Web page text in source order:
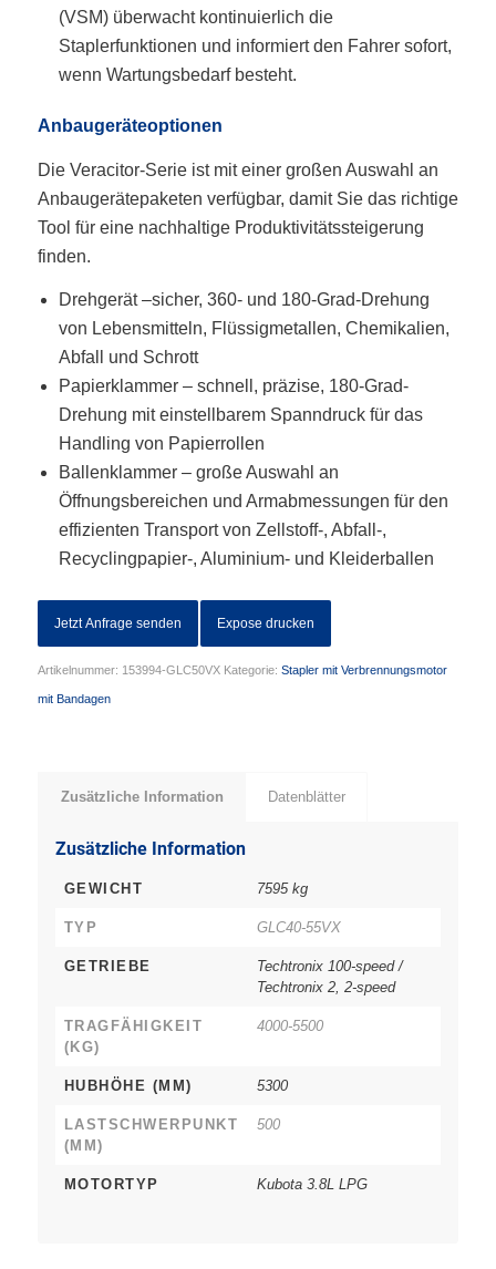
(VSM) überwacht kontinuierlich die
Staplerfunktionen und informiert den Fahrer sofort,
wenn Wartungsbedarf besteht.
Anbaugeräteoptionen
Die Veracitor-Serie ist mit einer großen Auswahl an
Anbaugerätepaketen verfügbar, damit Sie das richtige
Tool für eine nachhaltige Produktivitätssteigerung
finden.
Drehgerät –sicher, 360- und 180-Grad-Drehung
von Lebensmitteln, Flüssigmetallen, Chemikalien,
Abfall und Schrott
Papierklammer – schnell, präzise, 180-Grad-
Drehung mit einstellbarem Spanndruck für das
Handling von Papierrollen
Ballenklammer – große Auswahl an
Öffnungsbereichen und Armabmessungen für den
effizienten Transport von Zellstoff-, Abfall-,
Recyclingpapier-, Aluminium- und Kleiderballen
Jetzt Anfrage senden Expose drucken
Artikelnummer: 153994-GLC50VX Kategorie: Stapler mit Verbrennungsmotor
mit Bandagen
Zusätzliche Information Datenblätter
Zusätzliche Information
GEWICHT 7595 kg
TYP GLC40-55VX
GETRIEBE
Techtronix 100-speed /
Techtronix 2, 2-speed
TRAGFÄHIGKEIT
(KG)
4000-5500
HUBHÖHE (MM) 5300
LASTSCHWERPUNKT
(MM)
500
MOTORTYP Kubota 3.8L LPG